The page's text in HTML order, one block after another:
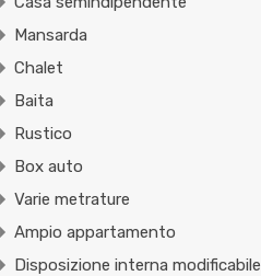
Mansarda
Chalet
Baita
Rustico
Box auto
Varie metrature
Ampio appartamento
Disposizione interna modificabile